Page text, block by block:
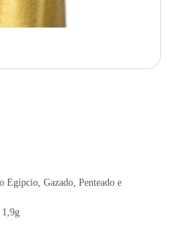
Egípcio, Gazado, Penteado e
1,9g